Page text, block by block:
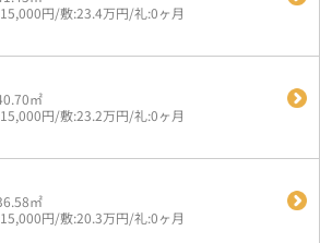
円/敷:23.4万円/礼:0ヶ月
㎡
円/敷:23.2万円/礼:0ヶ月
㎡
円/敷:20.3万円/礼:0ヶ月